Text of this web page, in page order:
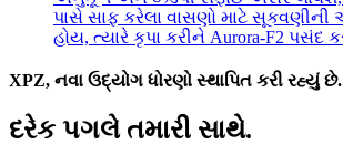
XPZ, નવા ઉદ્યોગ ધોરણો સ્થાપિત કરી રહ્યું છે.
દરેક પગલે તમારી સાથે.